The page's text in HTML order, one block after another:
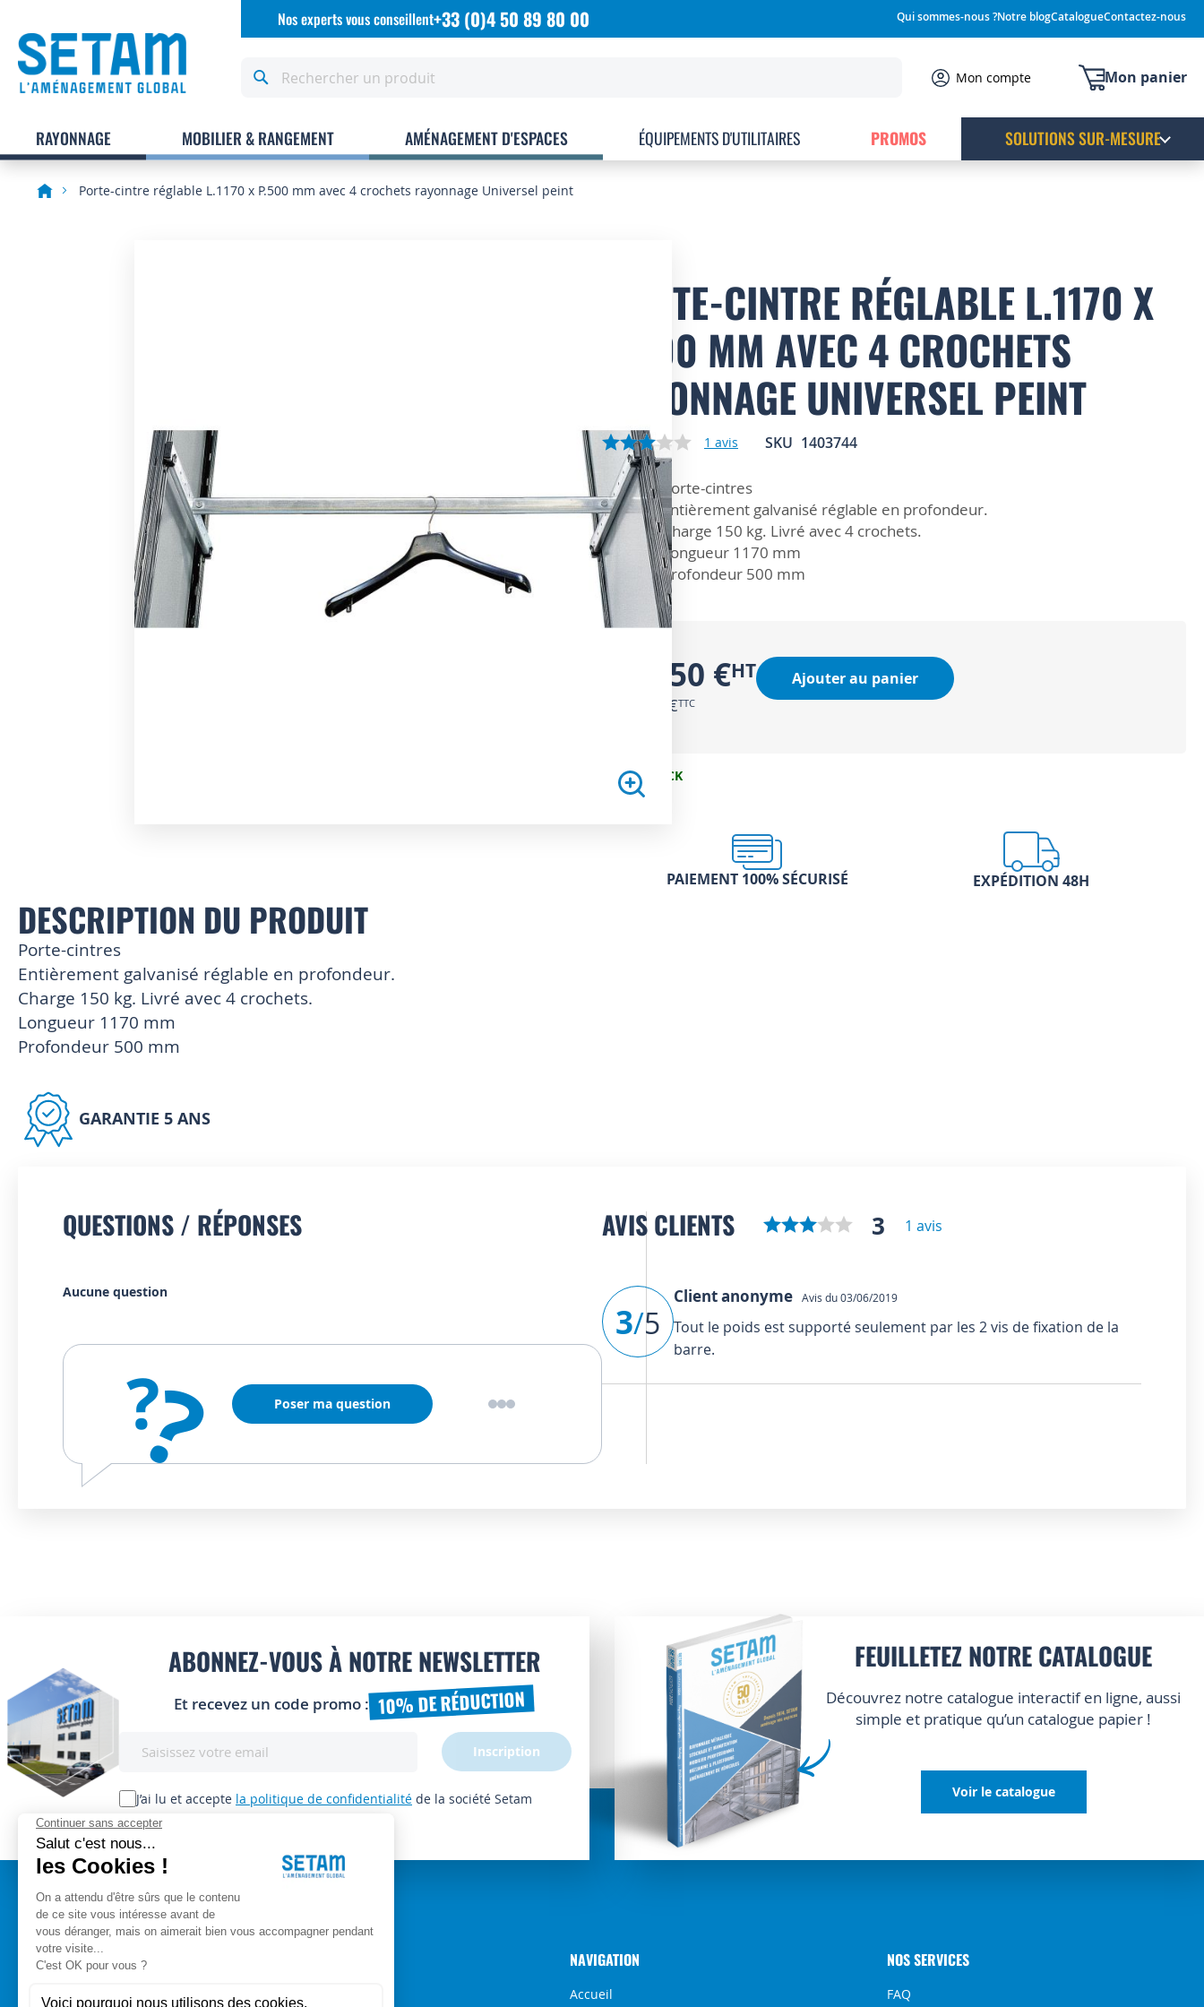
Allez
Qui sommes-nous ?Notre blogCatalogueContactez-nous
Nos experts vous conseillent+33 (0)4 50 89 80 00
Mon panier
Mon compte
RAYONNAGE MOBILIER & RANGEMENT AMÉNAGEMENT D'ESPACES ÉQUIPEMENTS D'UTILITAIRES PROMOS SOLUTIONS SUR-MESURE
Porte-cintre réglable L.1170 x P.500 mm avec 4 crochets rayonnage Universel peint
of
images
gallery
PORTE-CINTRE RÉGLABLE L.1170 X
P.500 MM AVEC 4 CROCHETS
RAYONNAGE UNIVERSEL PEINT
1 avis SKU 1403744
ZOOM SUR Porte-cintres
Entièrement galvanisé réglable en profondeur.
Charge 150 kg. Livré avec 4 crochets.
Longueur 1170 mm
Profondeur 500 mm
39,50 €
47,40 €
Ajouter au panier
EN STOCK
PAIEMENT 100% SÉCURISÉ EXPÉDITION 48H
DESCRIPTION DU PRODUIT
Porte-cintres
Entièrement galvanisé réglable en profondeur.
Charge 150 kg. Livré avec 4 crochets.
Longueur 1170 mm
Profondeur 500 mm
GARANTIE 5 ANS
QUESTIONS / RÉPONSES
Aucune question
?
? Poser ma question
AVIS CLIENTS 3 1 avis
3/5
Client anonyme Avis du 03/06/2019
Tout le poids est supporté seulement par les 2 vis de fixation de la
barre.
ABONNEZ-VOUS À NOTRE NEWSLETTER
Et recevez un code promo : 10% DE RÉDUCTION
lettre
d’information
:
J’ai lu et accepte la politique de confidentialité de la société Setam
Inscription
FEUILLETEZ NOTRE CATALOGUE
Découvrez notre catalogue interactif en ligne, aussi
simple et pratique qu’un catalogue papier !
Voir le catalogue
Setam Siège Social
Qui sommes-nous ?
NAVIGATION
Accueil
NOS SERVICES
FAQ